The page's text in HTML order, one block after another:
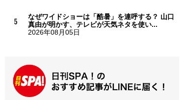
なぜワイドショーは「酷暑」を連呼する？ 山口
真由が明かす、テレビが天気ネタを使い...
2026年08月05日